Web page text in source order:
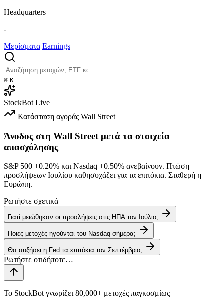
Headquarters
-
Μερίσματα Earnings
⌘ K
StockBot Live
Κατάσταση αγοράς Wall Street
Άνοδος στη Wall Street μετά τα στοιχεία
απασχόλησης
S&P 500 +0.20% και Nasdaq +0.50% ανεβαίνουν. Πτώση
προσλήψεων Ιουλίου καθησυχάζει για τα επιτόκια. Σταθερή η
Ευρώπη.
Ρωτήστε σχετικά
Γιατί μειώθηκαν οι προσλήψεις στις ΗΠΑ τον Ιούλιο;
Ποιες μετοχές ηγούνται του Nasdaq σήμερα;
Θα αυξήσει η Fed τα επιτόκια τον Σεπτέμβριο;
Το StockBot γνωρίζει 80,000+ μετοχές παγκοσμίως